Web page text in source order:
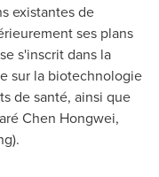
existantes de
ses plans
s'inscrit dans la
sur la biotechnologie
de santé, ainsi que
Chen Hongwei,